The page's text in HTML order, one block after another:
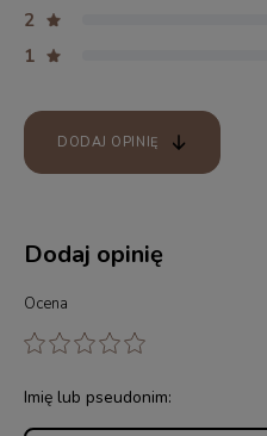
2
1
DODAJ OPINIĘ
Dodaj opinię
Ocena
Imię lub pseudonim: